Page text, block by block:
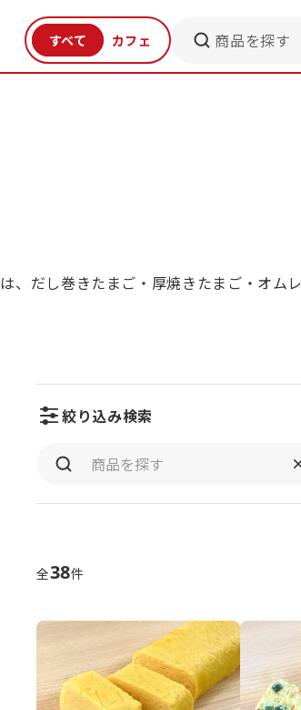
商品を探す
、だし巻きたまご・厚焼きたまご・オム
絞り込み検索
全38件